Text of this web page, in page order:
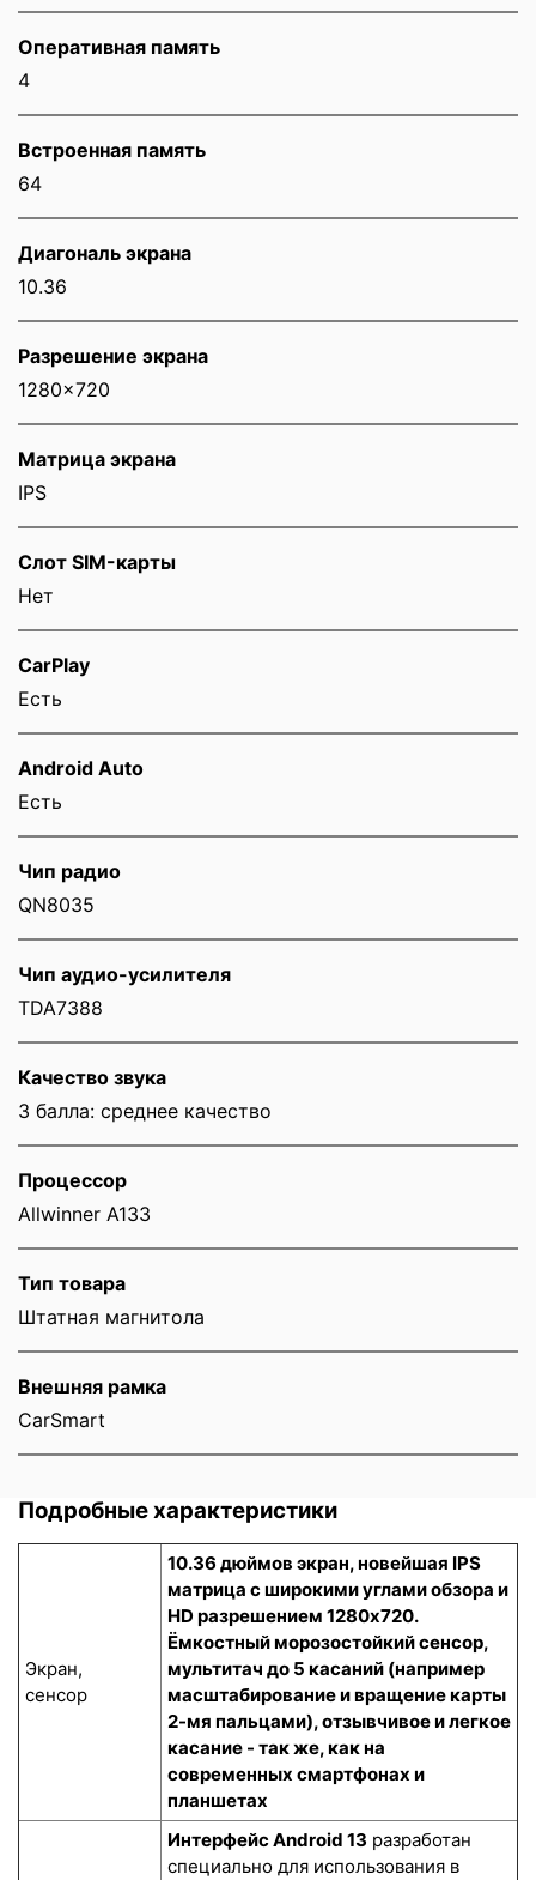
Оперативная память
4
Встроенная память
64
Диагональ экрана
10.36
Разрешение экрана
1280x720
Матрица экрана
IPS
Слот SIM-карты
Нет
CarPlay
Есть
Android Auto
Есть
Чип радио
QN8035
Чип аудио-усилителя
TDA7388
Качество звука
3 балла: среднее качество
Процессор
Allwinner A133
Тип товара
Штатная магнитола
Внешняя рамка
CarSmart
Подробные характеристики
Экран,
сенсор
10.36 дюймов экран, новейшая IPS
матрица с широкими углами обзора и
HD разрешением 1280x720.
Ёмкостный морозостойкий сенсор,
мультитач до 5 касаний (например
масштабирование и вращение карты
2-мя пальцами), отзывчивое и легкое
касание - так же, как на
современных смартфонах и
планшетах
Интерфейс Android 13 разработан
специально для использования в